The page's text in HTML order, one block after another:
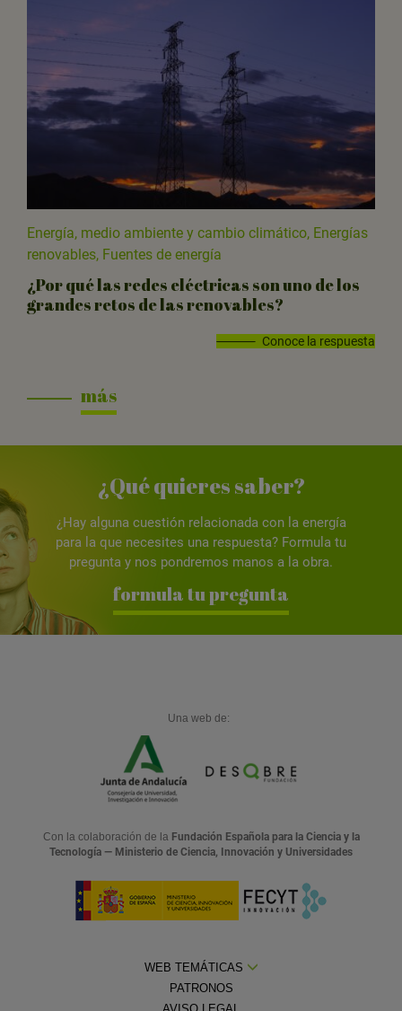
Energía, medio ambiente y cambio climático, Energías
renovables, Fuentes de energía
¿Por qué las redes eléctricas son uno de los
grandes retos de las renovables?
Conoce la respuesta
más
¿Qué quieres saber?
¿Hay alguna cuestión relacionada con la energía
para la que necesites una respuesta? Formula tu
pregunta y nos pondremos manos a la obra.
formula tu pregunta
Una web de:
Con la colaboración de la Fundación Española para la Ciencia y la
Tecnología — Ministerio de Ciencia, Innovación y Universidades
WEB TEMÁTICAS
PATRONOS